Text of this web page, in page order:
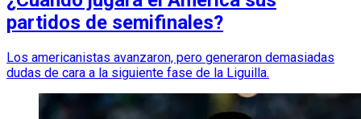
partidos de semifinales?
Los americanistas avanzaron, pero generaron demasiadas
dudas de cara a la siguiente fase de la Liguilla.